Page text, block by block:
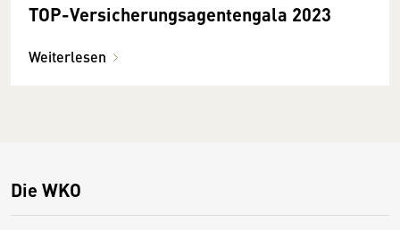
TOP-Versicherungsagentengala 2023
Weiterlesen
Die WKO